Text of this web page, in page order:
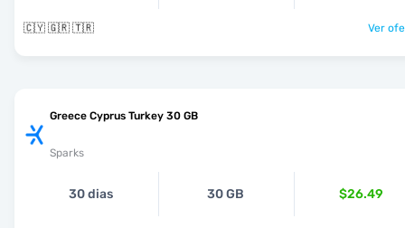
🇨🇾 🇬🇷 🇹🇷 Ver
Greece Cyprus Turkey 30 GB
Sparks
30 dias 30 GB $26.49